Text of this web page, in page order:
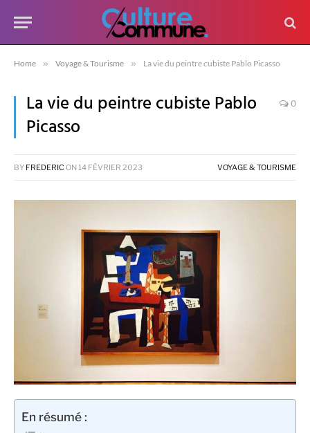
Home » Voyage & Tourisme » La vie du peintre cubiste Pablo Picasso
La vie du peintre cubiste Pablo
Picasso
0
BY FREDERIC ON 14 FÉVRIER 2023 VOYAGE & TOURISME
En résumé :